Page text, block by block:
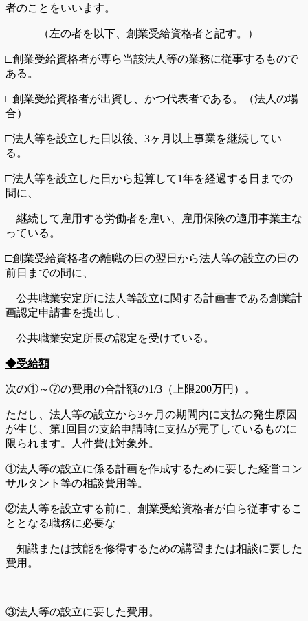
者のことをいいます。
（左の者を以下、創業受給資格者と記す。）
□創業受給資格者が専ら当該法人等の業務に従事するもので
ある。
□創業受給資格者が出資し、かつ代表者である。（法人の場
合）
□法人等を設立した日以後、3ヶ月以上事業を継続してい
る。
□法人等を設立した日から起算して1年を経過する日までの
間に、
継続して雇用する労働者を雇い、雇用保険の適用事業主な
っている。
□創業受給資格者の離職の日の翌日から法人等の設立の日の
前日までの間に、
公共職業安定所に法人等設立に関する計画書である創業計
画認定申請書を提出し、
公共職業安定所長の認定を受けている。
◆受給額
次の①～⑦の費用の合計額の1/3（上限200万円）。
ただし、法人等の設立から3ヶ月の期間内に支払の発生原因
が生じ、第1回目の支給申請時に支払が完了しているものに
限られます。人件費は対象外。
①法人等の設立に係る計画を作成するために要した経営コン
サルタント等の相談費用等。
②法人等を設立する前に、創業受給資格者が自ら従事するこ
ととなる職務に必要な
知識または技能を修得するための講習または相談に要した
費用。
③法人等の設立に要した費用。